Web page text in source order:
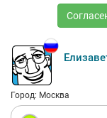
Город: Москва